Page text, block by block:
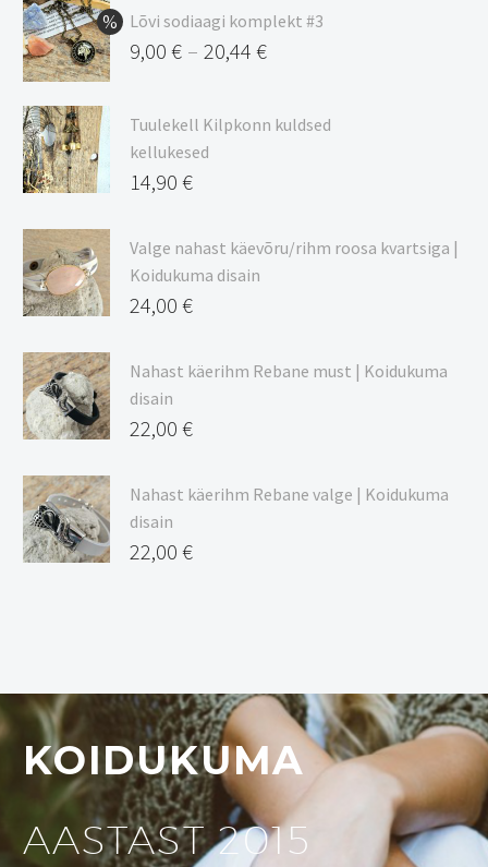
Lõvi sodiaagi komplekt #3
9,00 € – 20,44 €
9,00 €
kuni
20,44 €
Tuulekell Kilpkonn kuldsed
kellukesed
14,90 €
Valge nahast käevõru/rihm roosa kvartsiga |
Koidukuma disain
24,00 €
Nahast käerihm Rebane must | Koidukuma
disain
22,00 €
Nahast käerihm Rebane valge | Koidukuma
disain
22,00 €
KOIDUKUMA
AASTAST 2015